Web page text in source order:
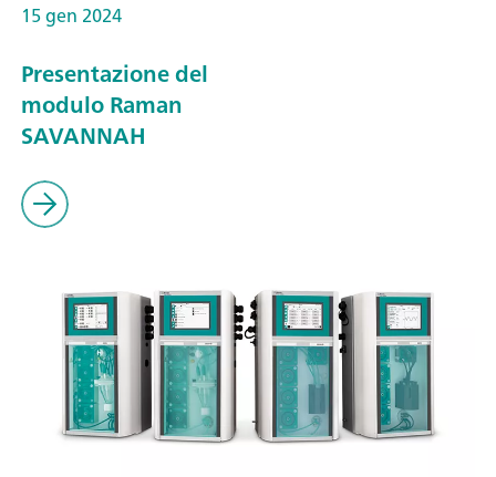
15 gen 2024
Presentazione del
modulo Raman
SAVANNAH